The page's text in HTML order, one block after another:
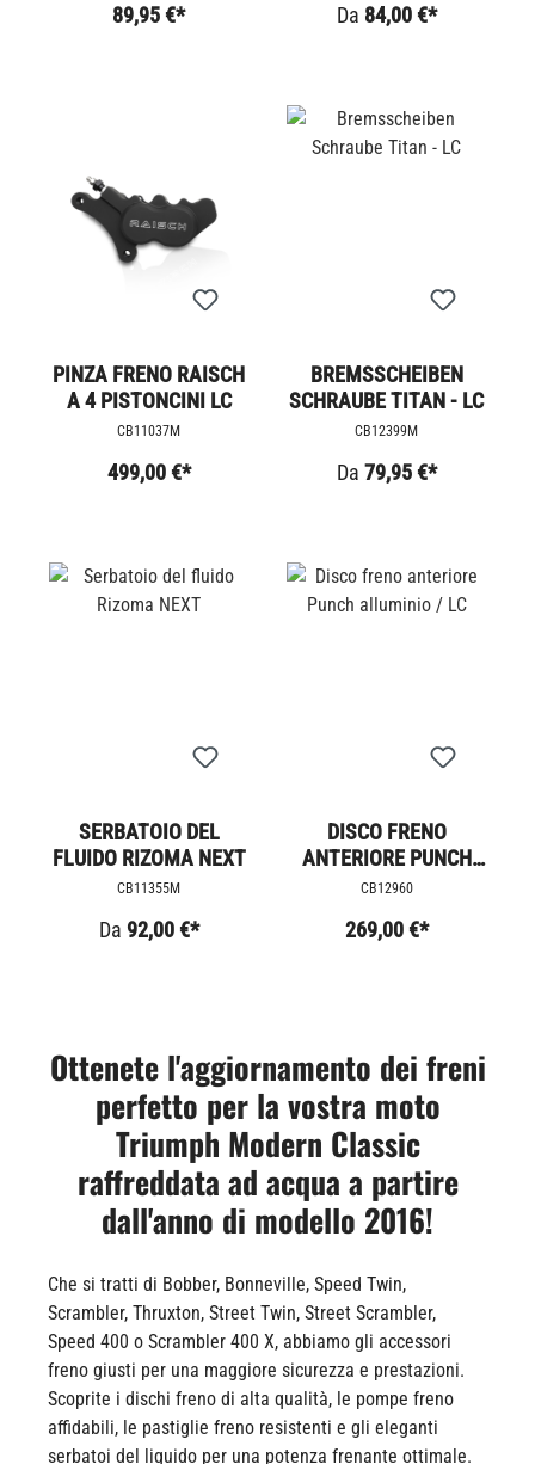
89,95 €* Da 84,00 €*
PINZA FRENO RAISCH
A 4 PISTONCINI LC
CB11037M
499,00 €*
BREMSSCHEIBEN
SCHRAUBE TITAN - LC
CB12399M
Da 79,95 €*
SERBATOIO DEL
FLUIDO RIZOMA NEXT
CB11355M
Da 92,00 €*
DISCO FRENO
ANTERIORE PUNCH
ALLUMINIO / LC
CB12960
269,00 €*
Ottenete l'aggiornamento dei freni
perfetto per la vostra moto
Triumph Modern Classic
raffreddata ad acqua a partire
dall'anno di modello 2016!
Che si tratti di Bobber, Bonneville, Speed Twin,
Scrambler, Thruxton, Street Twin, Street Scrambler,
Speed 400 o Scrambler 400 X, abbiamo gli accessori
freno giusti per una maggiore sicurezza e prestazioni.
Scoprite i dischi freno di alta qualità, le pompe freno
affidabili, le pastiglie freno resistenti e gli eleganti
serbatoi del liquido per una potenza frenante ottimale.